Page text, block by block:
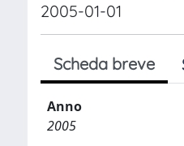
2005-01-01
Scheda breve
Anno
2005